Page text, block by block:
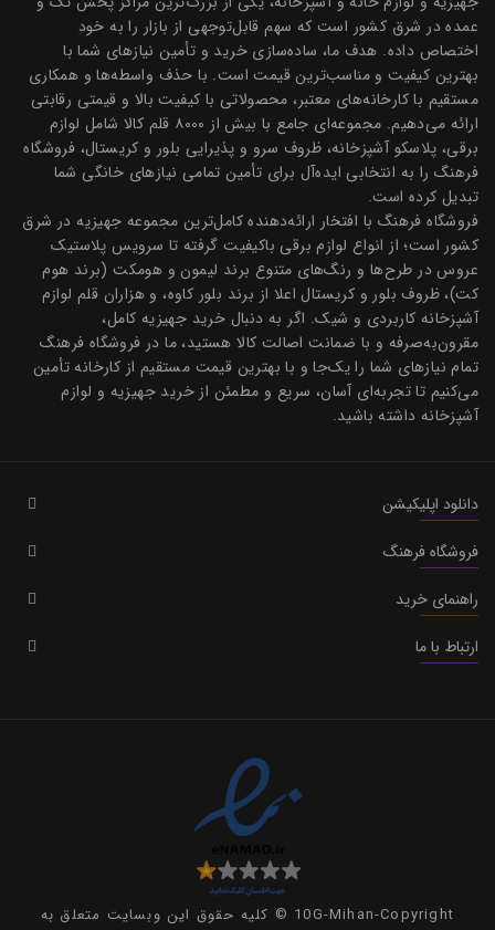
عمده در شرق کشور است که سهم قابل‌توجهی از بازار را به خود
اختصاص داده. هدف ما، ساده‌سازی خرید و تأمین نیازهای شما با
بهترین کیفیت و مناسب‌ترین قیمت است. با حذف واسطه‌ها و همکاری
مستقیم با کارخانه‌های معتبر، محصولاتی با کیفیت بالا و قیمتی رقابتی
ارائه می‌دهیم. مجموعه‌ای جامع با بیش از ۸۰۰۰ قلم کالا شامل لوازم
برقی، پلاسکو آشپزخانه، ظروف سرو و پذیرایی بلور و کریستال، فروشگاه
فرهنگ را به انتخابی ایده‌آل برای تأمین تمامی نیازهای خانگی شما
تبدیل کرده است.
فروشگاه فرهنگ با افتخار ارائه‌دهنده کامل‌ترین مجموعه جهیزیه در شرق
کشور است؛ از انواع لوازم برقی باکیفیت گرفته تا سرویس پلاستیک
عروس در طرح‌ها و رنگ‌های متنوع برند لیمون و هومکت (برند هوم
کت)، ظروف بلور و کریستال اعلا از برند بلور کاوه، و هزاران قلم لوازم
آشپزخانه کاربردی و شیک. اگر به دنبال خرید جهیزیه کامل،
مقرون‌به‌صرفه و با ضمانت اصالت کالا هستید، ما در فروشگاه فرهنگ
تمام نیازهای شما را یک‌جا و با بهترین قیمت مستقیم از کارخانه تأمین
می‌کنیم تا تجربه‌ای آسان، سریع و مطمئن از خرید جهیزیه و لوازم
آشپزخانه داشته باشید.
دانلود اپلیکیشن
فروشگاه فرهنگ
راهنمای خرید
ارتباط با ما
10G-Mihan-Copyright © کلیه حقوق این وبسایت متعلق به